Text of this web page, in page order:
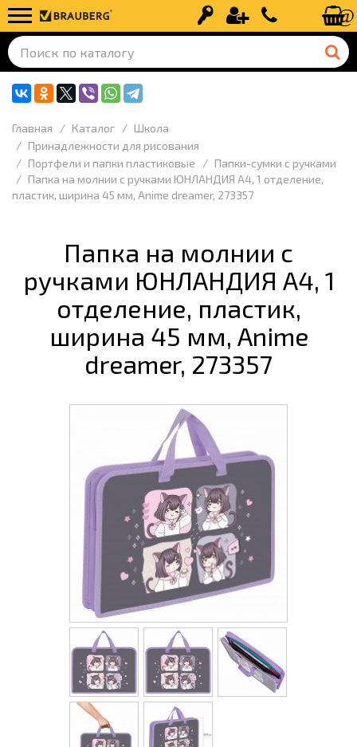
Вход Регистрация+7 (499) 110-
Главная Каталог
Школа
Принадлежности для рисования
Портфели и папки пластиковые
Папки-сумки с ручками
Папка на молнии с ручками ЮНЛАНДИЯ А4, 1 отделение,
пластик, ширина 45 мм, Anime dreamer, 273357
Папка на молнии с
ручками ЮНЛАНДИЯ А4, 1
отделение, пластик,
ширина 45 мм, Anime
dreamer, 273357